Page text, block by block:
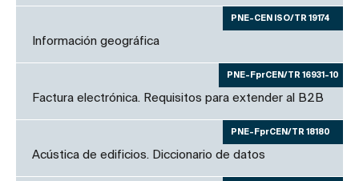
PNE-CEN ISO/TR 19174
Información geográfica
PNE-FprCEN/TR 16931-10
Factura electrónica. Requisitos para extender al B2B
PNE-FprCEN/TR 18180
Acústica de edificios. Diccionario de datos